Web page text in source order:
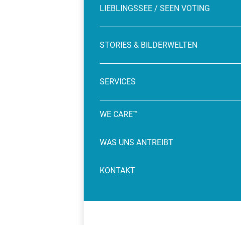
LIEBLINGSSEE / SEEN VOTING
STORIES & BILDERWELTEN
SERVICES
WE CARE™
WAS UNS ANTREIBT
KONTAKT